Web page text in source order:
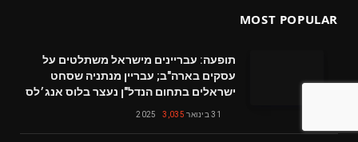
MOST POPULAR
תופעה: עבריינים מישראל משתלטים על
עסקים בארה"ב; עבריין מנתניה שסחט
ישראלים בתחום הנדל"ן נעצר בלוס אנג׳לס
31 בינואר 2025 3,035